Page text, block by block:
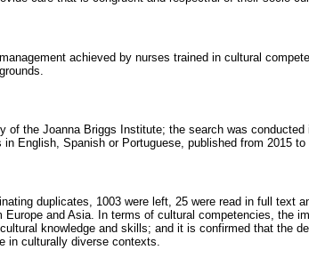
achieved by nurses trained in cultural
of the Joanna Briggs Institute; the search was conducted
English, Spanish or Portuguese, published from 2015 to
duplicates, 1003 were left, 25 were read in full text
and Asia. In terms of cultural competencies, the
knowledge and skills; and it is confirmed that the
in culturally diverse contexts.